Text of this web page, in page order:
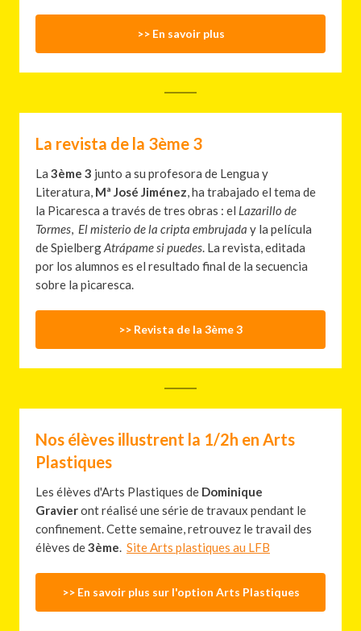
>> En savoir plus
La revista de la 3ème 3
La 3ème 3 junto a su profesora de Lengua y
Literatura, Mª José Jiménez, ha trabajado el tema de
la Picaresca a través de tres obras : el Lazarillo de
Tormes, El misterio de la cripta embrujada y la película
de SpielbergAtrápame si puedes. La revista, editada
por los alumnos es el resultado final de la secuencia
sobre la picaresca.
>> Revista de la 3ème 3
Nos élèves illustrent la 1/2h en Arts
Plastiques
Les élèves d'Arts Plastiques de Dominique
Gravieront réalisé une série de travaux pendant le
confinement. Cette semaine, retrouvez le travail des
élèves de3ème. Site Arts plastiques au LFB
>> En savoir plus sur l'option Arts Plastiques